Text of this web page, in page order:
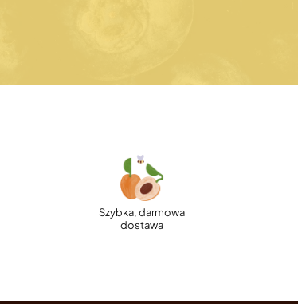
Szybka, darmowa
dostawa